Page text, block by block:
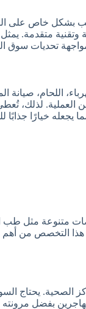
بشكل خاص على
وتقنية متقدمة.
مواجهة تحديات سوق
اللحام، صيانة
العملية. لذلك،
خيارًا جذابًا
متنوعة مثل
هذا التخصص من أهم
الصحية. يحتاج
بفضل مرونته